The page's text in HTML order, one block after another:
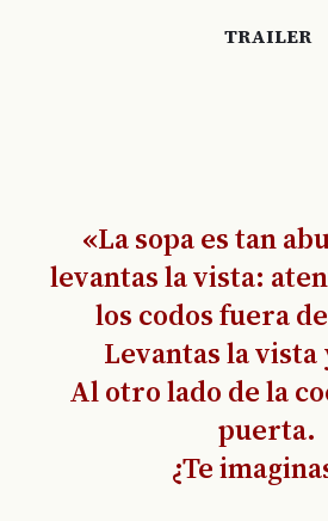
TRAILER
«La sopa es tan
levantas la vista:
los codos fuera
Levantas la
Al otro lado de la
puerta.
¿Te